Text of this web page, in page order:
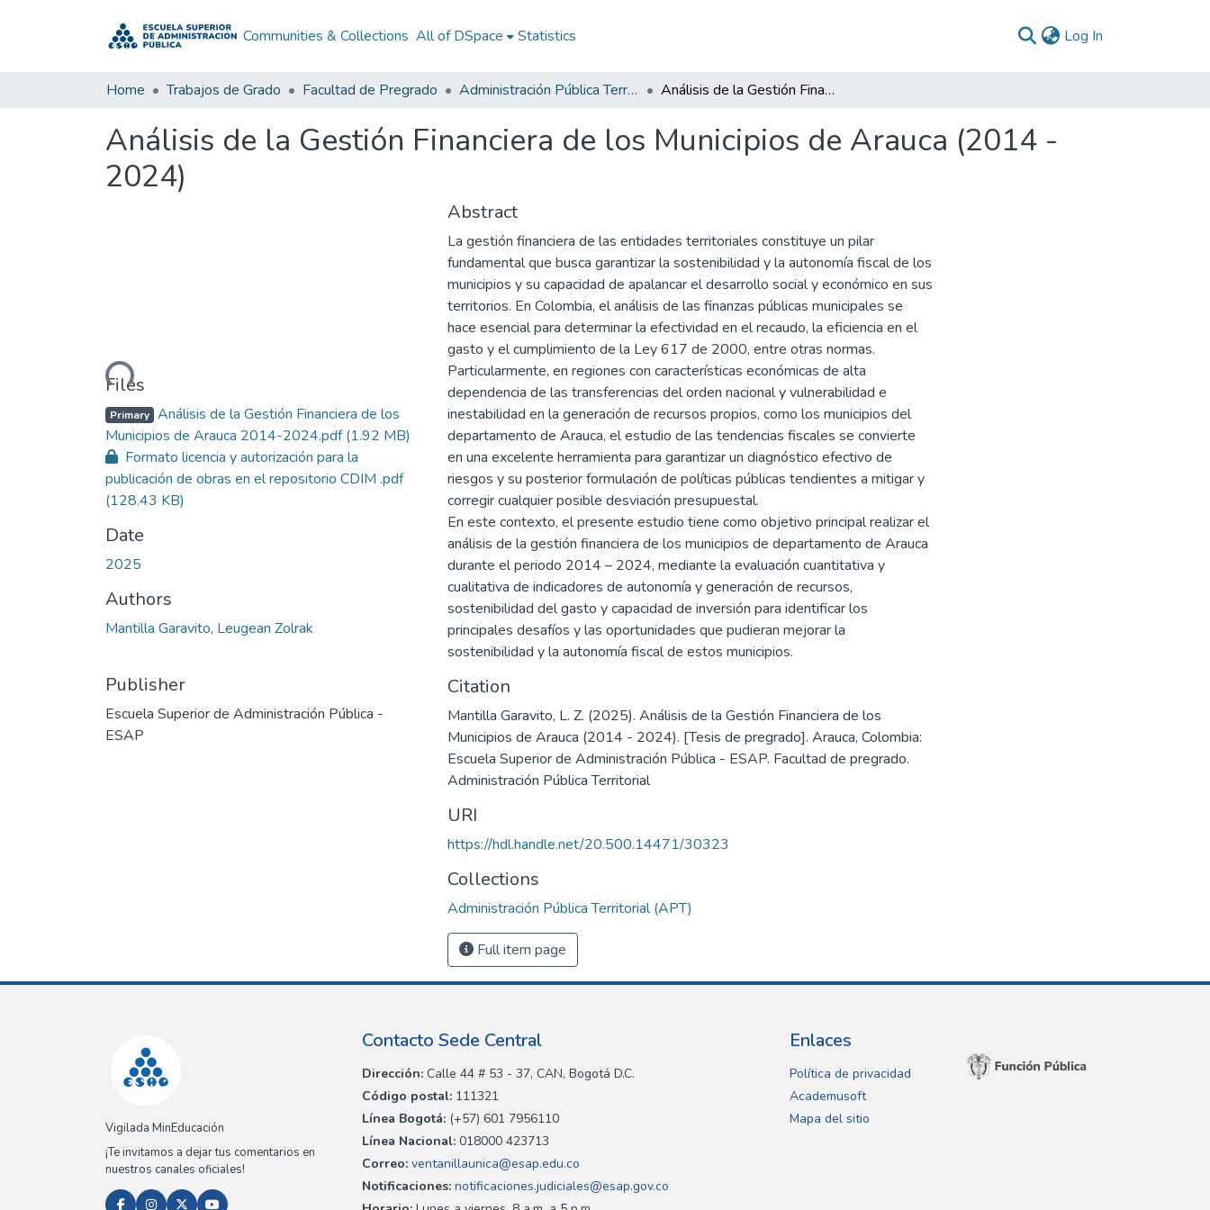
Communities & Collections All of DSpace Statistics Log In
Home Trabajos de Grado Facultad de Pregrado Administración Pública Territorial (APT) Análisis de la Gestión Financiera de los Municipios de Arauca (2014 - 2024)
Análisis de la Gestión Financiera de los Municipios de Arauca (2014 -
2024)
Loading...
Files
Primary Análisis de la Gestión Financiera de los
Municipios de Arauca 2014-2024.pdf(1.92 MB)
Formato licencia y autorización para la
publicación de obras en el repositorio CDIM .pdf
(128.43 KB)
Date
2025
Authors
Mantilla Garavito, Leugean Zolrak
Publisher
Escuela Superior de Administración Pública -
ESAP
Abstract
La gestión financiera de las entidades territoriales constituye un pilar
fundamental que busca garantizar la sostenibilidad y la autonomía fiscal de los
municipios y su capacidad de apalancar el desarrollo social y económico en sus
territorios. En Colombia, el análisis de las finanzas públicas municipales se
hace esencial para determinar la efectividad en el recaudo, la eficiencia en el
gasto y el cumplimiento de la Ley 617 de 2000, entre otras normas.
Particularmente, en regiones con características económicas de alta
dependencia de las transferencias del orden nacional y vulnerabilidad e
inestabilidad en la generación de recursos propios, como los municipios del
departamento de Arauca, el estudio de las tendencias fiscales se convierte
en una excelente herramienta para garantizar un diagnóstico efectivo de
riesgos y su posterior formulación de políticas públicas tendientes a mitigar y
corregir cualquier posible desviación presupuestal.
En este contexto, el presente estudio tiene como objetivo principal realizar el
análisis de la gestión financiera de los municipios de departamento de Arauca
durante el periodo 2014 – 2024, mediante la evaluación cuantitativa y
cualitativa de indicadores de autonomía y generación de recursos,
sostenibilidad del gasto y capacidad de inversión para identificar los
principales desafíos y las oportunidades que pudieran mejorar la
sostenibilidad y la autonomía fiscal de estos municipios.
Citation
Mantilla Garavito, L. Z. (2025). Análisis de la Gestión Financiera de los
Municipios de Arauca (2014 - 2024). [Tesis de pregrado]. Arauca, Colombia:
Escuela Superior de Administración Pública - ESAP. Facultad de pregrado.
Administración Pública Territorial
URI
https://hdl.handle.net/20.500.14471/30323
Collections
Administración Pública Territorial (APT)
Full item page
Vigilada MinEducación
¡Te invitamos a dejar tus comentarios en
nuestros canales oficiales!
Contacto Sede Central
Dirección: Calle 44 # 53 - 37, CAN, Bogotá D.C.
Código postal: 111321
Línea Bogotá: (+57) 601 7956110
Línea Nacional: 018000 423713
Correo: ventanillaunica@esap.edu.co
Notificaciones: notificaciones.judiciales@esap.gov.co
Enlaces
Política de privacidad
Academusoft
Mapa del sitio